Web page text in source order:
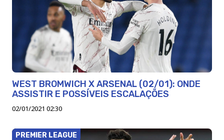
WEST BROMWICH X ARSENAL (02/01): ONDE
ASSISTIR E POSSÍVEIS ESCALAÇÕES
02/01/2021 02:30
PREMIER LEAGUE